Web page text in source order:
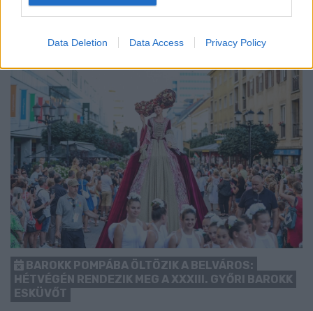
Data Deletion Data Access Privacy Policy
BAROKK POMPÁBA ÖLTÖZIK A BELVÁROS:
HÉTVÉGÉN RENDEZIK MEG A XXXIII. GYŐRI BAROKK
ESKÜVŐT